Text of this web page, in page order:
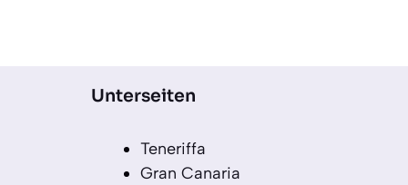
Unterseiten
Teneriffa
Gran Canaria